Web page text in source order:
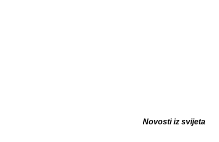
Novosti iz svijeta